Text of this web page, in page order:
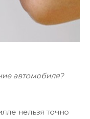
автомобиля?
нельзя точно